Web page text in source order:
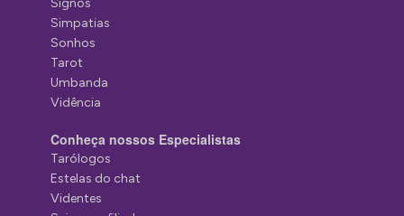
Simpatias
Sonhos
Tarot
Umbanda
Vidência
Conheça nossos Especialistas
Tarólogos
Estelas do chat
Videntes